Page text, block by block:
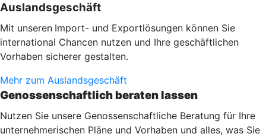
Auslandsgeschäft
Mit unseren Import- und Exportlösungen können Sie
international Chancen nutzen und Ihre geschäftlichen
Vorhaben sicherer gestalten.
Mehr zum Auslandsgeschäft
Genossenschaftlich beraten lassen
Nutzen Sie unsere Genossenschaftliche Beratung für Ihre
unternehmerischen Pläne und Vorhaben und alles, was Sie